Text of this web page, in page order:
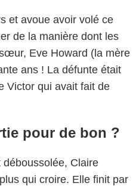
et avoue avoir volé ce
de la manière dont les
Eve Howard (la mère
ans ! La défunte était
Victor qui avait fait de
pour de bon ?
Claire
qui croire. Elle finit par